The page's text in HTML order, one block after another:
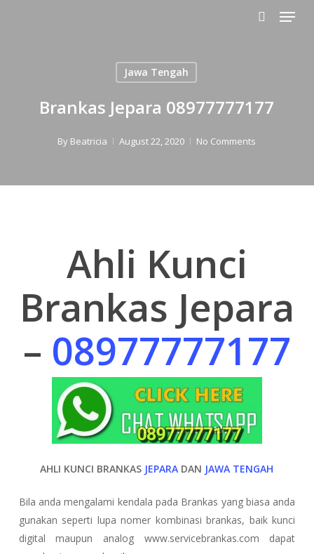
Menu
Jawa Tengah
Brankas Jepara 08977777177
By Beatricia August 22, 2020 No Comments
Ahli Kunci
Brankas Jepara
– 08977777177
AHLI KUNCI BRANKAS JEPARA DAN JAWA TENGAH
Bila anda mengalami kendala pada Brankas yang biasa anda
gunakan seperti lupa nomer kombinasi brankas, baik kunci
digital maupun analog www.servicebrankas.com dapat